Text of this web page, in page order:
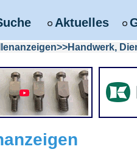
Aktuelles
Handwerk,